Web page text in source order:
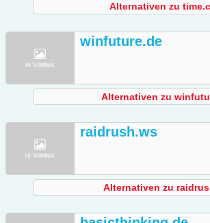
Alternativen zu
winfuture.de
Alternativen zu
raidrush.ws
Alternativen zu